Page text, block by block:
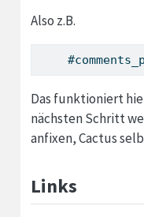
Also z.B.
Das funktioniert
nächsten Schritt
anfixen, Cactus
Links